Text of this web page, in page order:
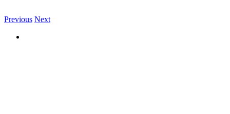
Previous Next